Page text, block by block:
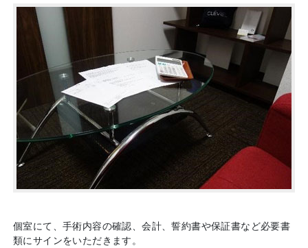
個室にて、手術内容の確認、会計、誓約書や保証書など必要書
類にサインをいただきます。